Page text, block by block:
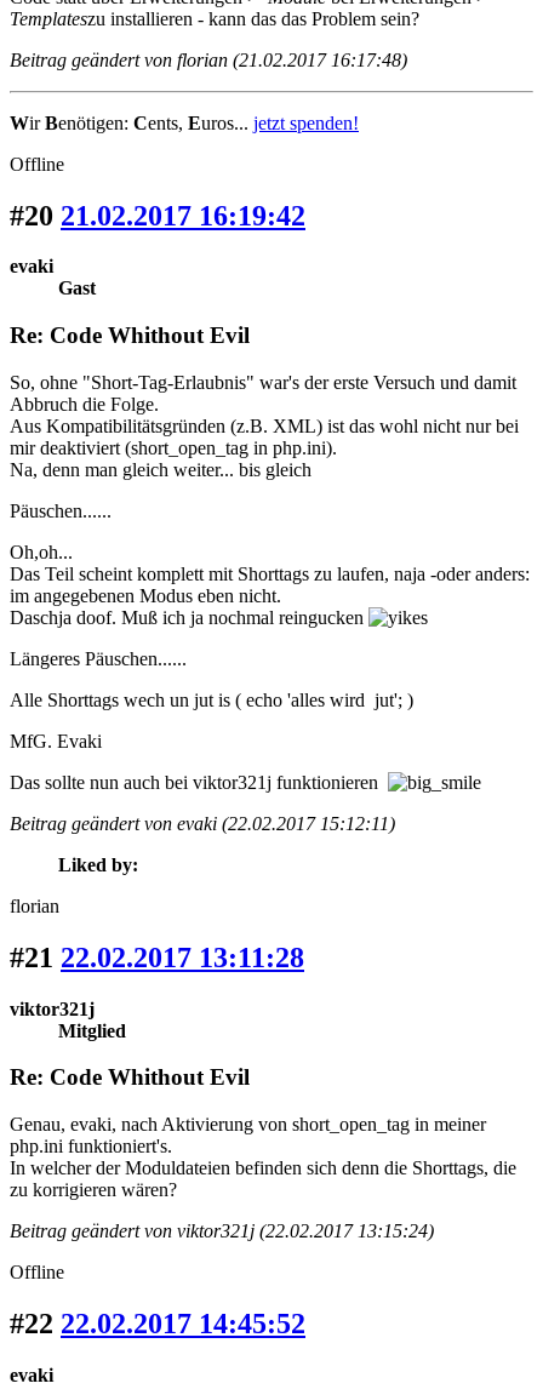
Templateszu installieren - kann das das Problem sein?
Beitrag geändert von florian (21.02.2017 16:17:48)
WirBenötigen: Cents, Euros... jetzt spenden!
Offline
#20 21.02.2017 16:19:42
evaki
Gast
Re: Code Whithout Evil
So, ohne "Short-Tag-Erlaubnis" war's der erste Versuch und damit
Abbruch die Folge.
Aus Kompatibilitätsgründen (z.B. XML) ist das wohl nicht nur bei
mir deaktiviert (short_open_tag in php.ini).
Na, denn man gleich weiter... bis gleich
Päuschen......
Oh,oh...
Das Teil scheint komplett mit Shorttags zu laufen, naja -oder anders:
im angegebenen Modus eben nicht.
Daschja doof. Muß ich ja nochmal reingucken
Längeres Päuschen......
Alle Shorttags wech un jut is ( echo 'alles wird jut'; )
MfG. Evaki
Das sollte nun auch bei viktor321j funktionieren
Beitrag geändert von evaki (22.02.2017 15:12:11)
Liked by:
florian
#21 22.02.2017 13:11:28
viktor321j
Mitglied
Re: Code Whithout Evil
Genau, evaki, nach Aktivierung von short_open_tag in meiner
php.ini funktioniert's.
In welcher der Moduldateien befinden sich denn die Shorttags, die
zu korrigieren wären?
Beitrag geändert von viktor321j (22.02.2017 13:15:24)
Offline
#22 22.02.2017 14:45:52
evaki